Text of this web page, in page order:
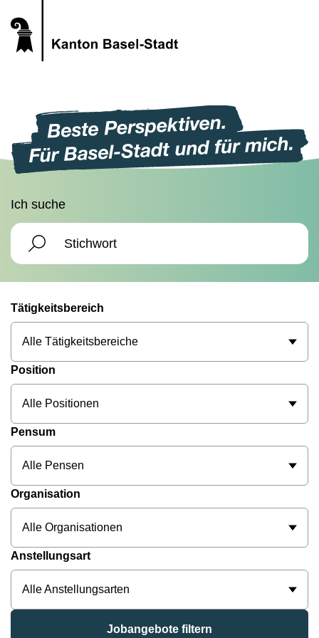
Ich suche
Tätigkeitsbereich
Alle Tätigkeitsbereiche
Position
Alle Positionen
Pensum
Alle Pensen
Organisation
Alle Organisationen
Anstellungsart
Alle Anstellungsarten
Jobangebote filtern